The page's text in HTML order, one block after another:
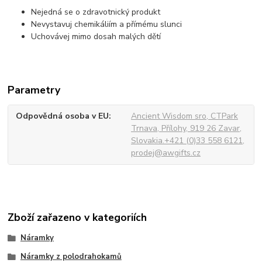
Nejedná se o zdravotnický produkt
Nevystavuj chemikáliím a přímému slunci
Uchovávej mimo dosah malých dětí
Parametry
Odpovědná osoba v EU
Ancient Wisdom sro, CTPark
Trnava, Přílohy, 919 26 Zavar,
Slovakia.+421 (0)33 558 6121,
prodej@awgifts.cz
Zboží zařazeno v kategoriích
Náramky
Náramky z polodrahokamů